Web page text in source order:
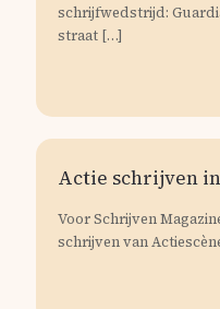
schrijfwedstrijd:
straat […]
Actie schrijven
Voor Schrijven
schrijven van